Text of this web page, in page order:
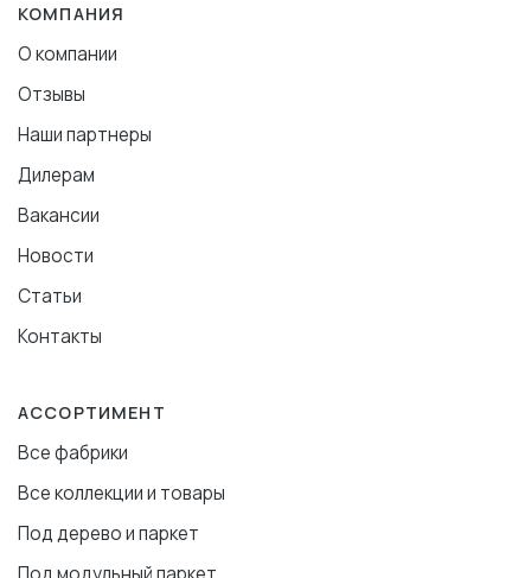
КОМПАНИЯ
О компании
Отзывы
Наши партнеры
Дилерам
Вакансии
Новости
Статьи
Контакты
АССОРТИМЕНТ
Все фабрики
Все коллекции и товары
Под дерево и паркет